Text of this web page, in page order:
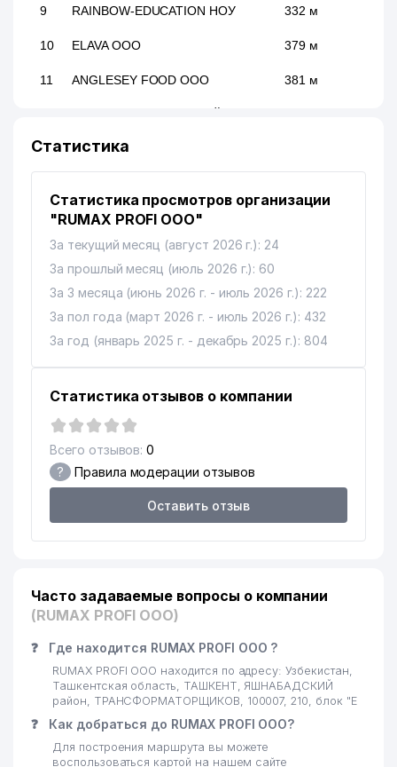
9 RAINBOW-EDUCATION НОУ 332 м
10 ELAVA ООО 379 м
11 ANGLESEY FOOD ООО 381 м
14 ALLIANCE MEDIA ООО 503 м
16 ARB TECHNO SYSTEM ООО
MAXSIMUS EXPERT TRADE ООО
18
ИЗУМРУДНЫЙ РЕСТОРАН
695 м
19 KOLOR POINT ООО 699 м
20 BAR-SUM-TEKS ООО
21
TRADING CO., LTD.
24 ITS TASHKENT ДП
25 CARAT HOTEL ООО
26 HAMKOR OSIYO SERVIS ООО 875 м
27 UZBEKISTON-BSM ООО 886 м
28 PLATFORM MEBEL ООО
Статистика
Статистика просмотров организации
"RUMAX PROFI ООО"
За текущий месяц (август 2026 г.): 24
За прошлый месяц (июль 2026 г.): 60
За 3 месяца (июнь 2026 г. - июль 2026 г.): 222
За пол года (март 2026 г. - июль 2026 г.): 432
За год (январь 2025 г. - декабрь 2025 г.): 804
Статистика отзывов о компании
Всего отзывов: 0
? Правила модерации отзывов
Оставить отзыв
Часто задаваемые вопросы о компании
(RUMAX PROFI ООО)
❓ Где находится RUMAX PROFI ООО ?
RUMAX PROFI ООО находится по адресу: Узбекистан,
Ташкентская область, ТАШКЕНТ, ЯШНАБАДСКИЙ
район, ТРАНСФОРМАТОРЩИКОВ, 100007, 210, блок "Е
❓ Как добраться до RUMAX PROFI ООО?
Для построения маршрута вы можете
воспользоваться картой на нашем сайте